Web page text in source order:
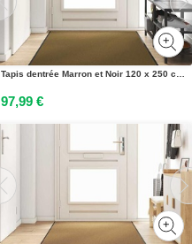
Tapis dentrée Marron et Noir 120 x 250 cm Polyamide et PVC
97,99 €